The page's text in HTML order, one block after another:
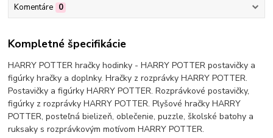
Komentáre 0
Kompletné špecifikácie
HARRY POTTER hračky hodinky - HARRY POTTER postavičky a
figúrky hračky a doplnky. Hračky z rozprávky HARRY POTTER.
Postavičky a figúrky HARRY POTTER. Rozprávkové postavičky,
figúrky z rozprávky HARRY POTTER. Plyšové hračky HARRY
POTTER, posteľná bielizeň, oblečenie, puzzle, školské batohy a
ruksaky s rozprávkovým motívom HARRY POTTER.